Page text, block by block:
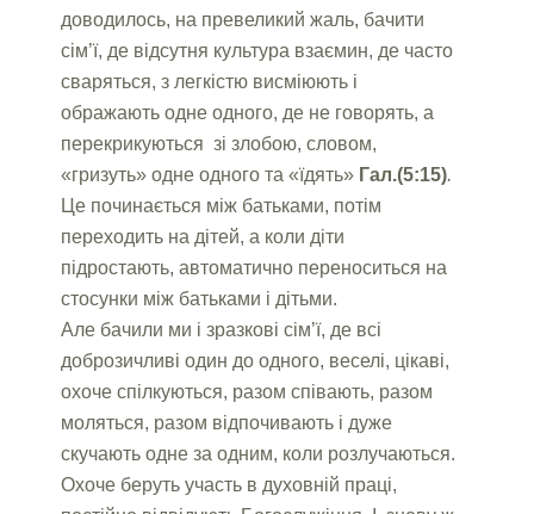
доводилось, на превеликий жаль, бачити
сім’ї, де відсутня культура взаємин, де часто
сваряться, з легкістю висміюють і
ображають одне одного, де не говорять, а
перекрикуються зі злобою, словом,
«гризуть» одне одного та «їдять» Гал.(5:15).
Це починається між батьками, потім
переходить на дітей, а коли діти
підростають, автоматично переноситься на
стосунки між батьками і дітьми.
Але бачили ми і зразкові сім’ї, де всі
доброзичливі один до одного, веселі, цікаві,
охоче спілкуються, разом співають, разом
моляться, разом відпочивають і дуже
скучають одне за одним, коли розлучаються.
Охоче беруть участь в духовній праці,